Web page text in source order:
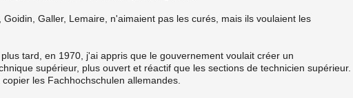
Goidin, Galler, Lemaire, n'aimaient pas les curés, mais ils voulaient les
tard, en 1970, j'ai appris que le gouvernement voulait créer un
supérieur, plus ouvert et réactif que les sections de technicien supérieur.
les Fachhochschulen allemandes.